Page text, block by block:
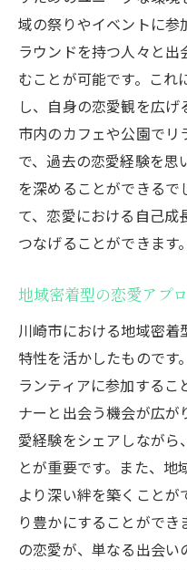
域の祭りやイベントに参
ラウンドを持つ人々と
むことが可能です。これ
し、自身の恋愛観を広
市内のカフェや公園でリ
で、過去の恋愛経験を
を深めることができるで
て、恋愛における自己成
つなげることができます。
地域密着型の恋愛アプ
川崎市における地域密
特性を活かしたものです
ランティアに参加するこ
ナーと出会う機会が広が
愛経験をシェアしなが
とが重要です。また、地
より深い絆を築くこと
り豊かにすることがで
の恋愛が、単なる出会い